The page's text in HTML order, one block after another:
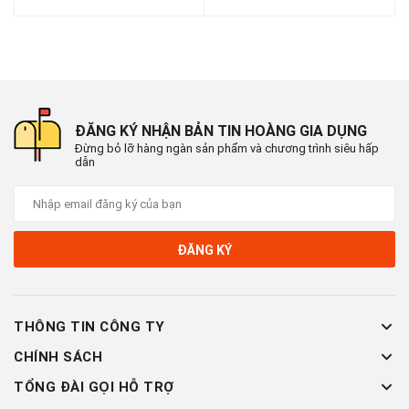
ĐĂNG KÝ NHẬN BẢN TIN HOÀNG GIA DỤNG
Đừng bỏ lỡ hàng ngàn sản phẩm và chương trình siêu hấp
dẫn
ĐĂNG KÝ
THÔNG TIN CÔNG TY
CHÍNH SÁCH
TỔNG ĐÀI GỌI HỖ TRỢ